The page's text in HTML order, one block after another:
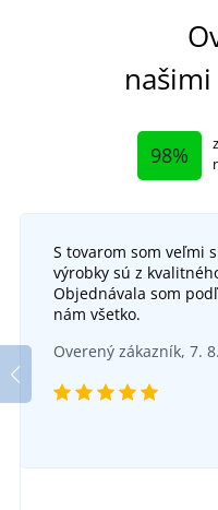
v
Dámska
98%
S tovarom som veľmi
výrobky sú z
Objednávala som
nám všetko.
Overený zákazník, 7.